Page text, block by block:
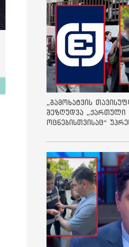
„გამოხატვის
შეზღუდვა „ქართული
ოცნებისთვისაც“